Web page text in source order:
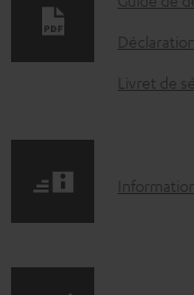
m
t
Livret de
I